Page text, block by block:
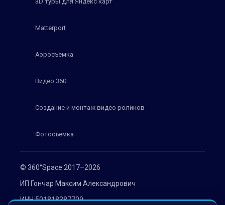
© 360°Space 2017–2026
ИП Гончар Максим Александрович
ИНН 501818387709
Matterport
Аэросъемка
Видео 360
Создание и монтаж видео роликов
Фотосъемка